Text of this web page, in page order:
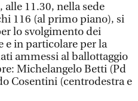
alle 11.30, nella sede
116 (al primo piano), si
lo svolgimento dei
e in particolare per la
ammessi al ballottaggio
Michelangelo Betti (Pd
Cosentini (centrodestra e